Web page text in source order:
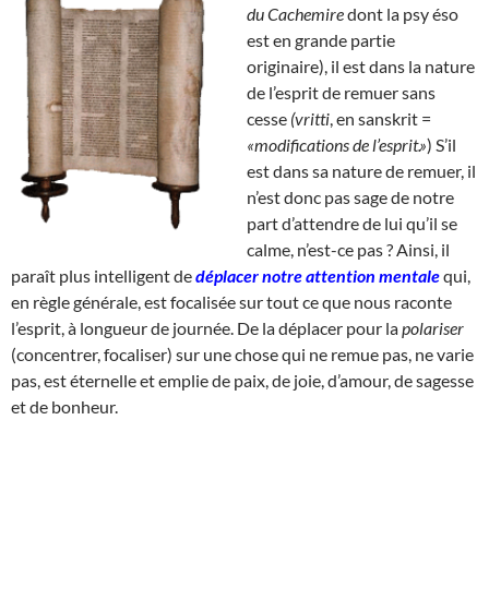
du Cachemiredont la psy éso
est en grande partie
originaire), il est dans la nature
de l’esprit de remuer sans
cesse (vritti , en sanskrit =
«modifications de l’esprit.») S’il
est dans sa nature de remuer, il
n’est donc pas sage de notre
part d’attendre de lui qu’il se
calme, n’est-ce pas ? Ainsi, il
paraît plus intelligent dedéplacer notre attention mentalequi,
en règle générale, est focalisée sur tout ce que nous raconte
l’esprit, à longueur de journée. De la déplacer pour lapolariser
(concentrer, focaliser) sur une chose qui ne remue pas, ne varie
pas, est éternelle et emplie de paix, de joie, d’amour, de sagesse
et de bonheur.